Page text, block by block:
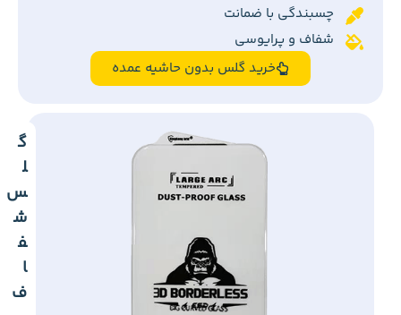
چسبندگی با ضمانت
شفاف و پرایوسی
خرید گلس بدون حاشیه عمده
گ
ل
س
ش
ف
ا
ف